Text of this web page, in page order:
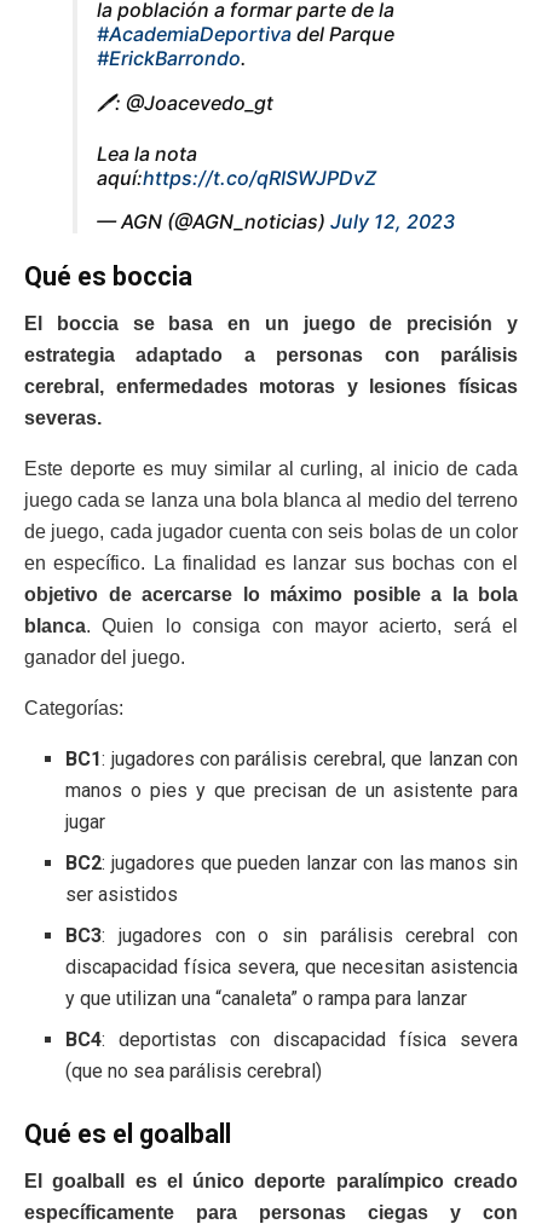
la población a formar parte de la
#AcademiaDeportiva del Parque
#ErickBarrondo.
🖊️: @Joacevedo_gt
Lea la nota
aquí:https://t.co/qRISWJPDvZ
— AGN (@AGN_noticias) July 12, 2023
Qué es boccia
El boccia se basa en un juego de precisión y
estrategia adaptado a personas con parálisis
cerebral, enfermedades motoras y lesiones físicas
severas.
Este deporte es muy similar al curling, al inicio de cada
juego cada se lanza una bola blanca al medio del terreno
de juego, cada jugador cuenta con seis bolas de un color
en específico. La finalidad es lanzar sus bochas con el
objetivo de acercarse lo máximo posible a la bola
blanca. Quien lo consiga con mayor acierto, será el
ganador del juego.
Categorías:
BC1: jugadores con parálisis cerebral, que lanzan con
manos o pies y que precisan de un asistente para
jugar
BC2: jugadores que pueden lanzar con las manos sin
ser asistidos
BC3: jugadores con o sin parálisis cerebral con
discapacidad física severa, que necesitan asistencia
y que utilizan una “canaleta” o rampa para lanzar
BC4: deportistas con discapacidad física severa
(que no sea parálisis cerebral)
Qué es el goalball
El goalball es el único deporte paralímpico creado
específicamente para personas ciegas y con